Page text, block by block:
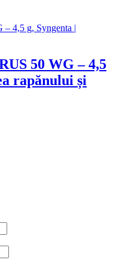
50 WG – 4,5
rapănului și